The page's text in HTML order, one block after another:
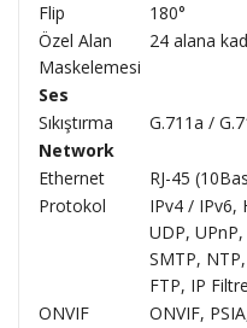
Flip
180°
Özel Alan
Maskelemesi
24 alana
Ses
Sıkıştırma
G.711a /
Network
Ethernet
RJ-45
Protokol
IPv4 / IPv6,
UDP,
SMTP,
FTP, IP
ONVIF
ONVIF,